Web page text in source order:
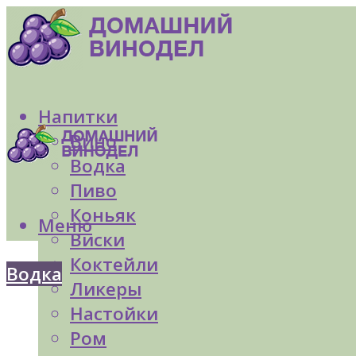
Напитки
Вино
Водка
Пиво
Коньяк
Виски
Коктейли
Ликеры
Настойки
Ром
Меню
Водка